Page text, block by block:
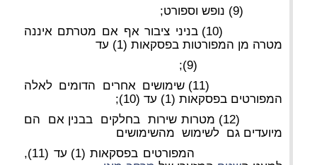
(9) נופש וספורט;
(10) בניני ציבור אף אם מטרתם איננה
מטרה מן המפורטות בפסקאות (1) עד
(9);
(11) שימושים אחרים הדומים לאלה
המפורטים בפסקאות (1) עד (10);
(12) מטרות שירות בחלקים בבנין אם הם
מיועדים גם לשימוש מהשימושים
המפורטים בפסקאות (1) עד (11),